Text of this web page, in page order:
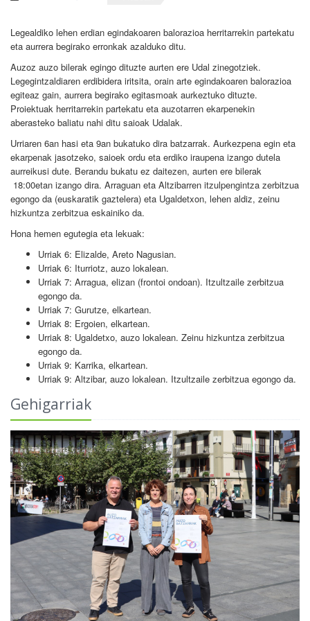
Legealdiko lehen erdian egindakoaren balorazioa herritarrekin partekatu
eta aurrera begirako erronkak azalduko ditu.
Auzoz auzo bilerak egingo dituzte aurten ere Udal zinegotziek.
Legegintzaldiaren erdibidera iritsita, orain arte egindakoaren balorazioa
egiteaz gain, aurrera begirako egitasmoak aurkeztuko dituzte.
Proiektuak herritarrekin partekatu eta auzotarren ekarpenekin
aberasteko baliatu nahi ditu saioak Udalak.
Urriaren 6an hasi eta 9an bukatuko dira batzarrak. Aurkezpena egin eta
ekarpenak jasotzeko, saioek ordu eta erdiko iraupena izango dutela
aurreikusi dute. Berandu bukatu ez daitezen, aurten ere bilerak
18:00etan izango dira. Arraguan eta Altzibarren itzulpengintza zerbitzua
egongo da (euskaratik gaztelera) eta Ugaldetxon, lehen aldiz, zeinu
hizkuntza zerbitzua eskainiko da.
Hona hemen egutegia eta lekuak:
Urriak 6: Elizalde, Areto Nagusian.
Urriak 6: Iturriotz, auzo lokalean.
Urriak 7: Arragua, elizan (frontoi ondoan). Itzultzaile zerbitzua
egongo da.
Urriak 7: Gurutze, elkartean.
Urriak 8: Ergoien, elkartean.
Urriak 8: Ugaldetxo, auzo lokalean. Zeinu hizkuntza zerbitzua
egongo da.
Urriak 9: Karrika, elkartean.
Urriak 9: Altzibar, auzo lokalean. Itzultzaile zerbitzua egongo da.
Gehigarriak